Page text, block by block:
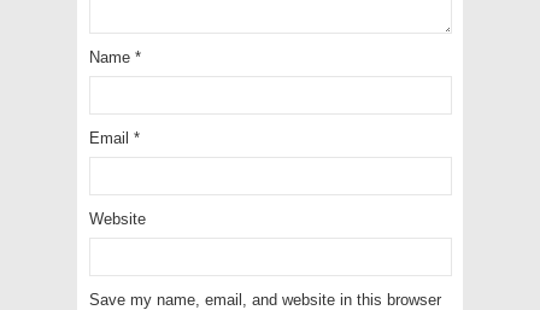
Name *
Email *
Website
Save my name, email, and website in this browser